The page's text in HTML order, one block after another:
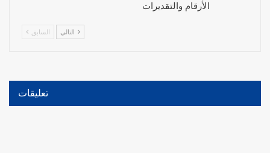
الأرقام والتقديرات
السابق
تعليقات